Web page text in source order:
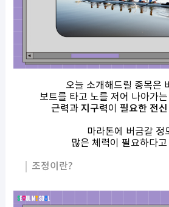
오늘 소개해드릴 종목은
보트를 타고 노를 저어 나아가
근력과지구력이 필요한 전
마라톤에 버금갈 정
많은 체력이 필요하다
조정이란?